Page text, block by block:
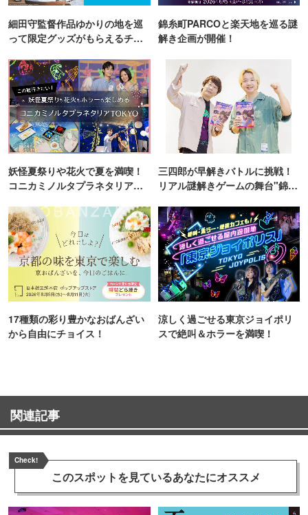
細田守監督作品ゆかりの地を巡
って限定グッズがもらえるチャ
錦糸町PARCOと楽天地を巡る謎
解き企画が開催！
妖怪夏祭りや花火で夏を満喫！
コニカミノルタプラネタリア
三四郎が早解きバトルに挑戦！
リアル謎解きゲームの舞台"錦糸
17種類の彩り豊かなおばんざい
から自由にチョイス！
涼しく過ごせる東京ジョイポリ
スで絶叫＆ホラーを満喫！
関連記事
Check!
このスポットを見ているあなたにオススメ